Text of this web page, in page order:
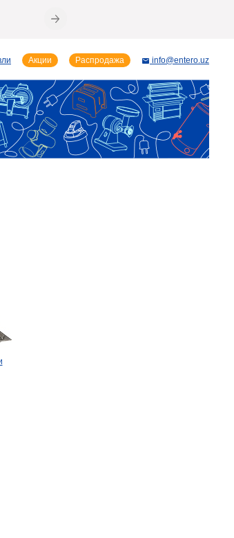
Акции Распродажа info@entero.uz